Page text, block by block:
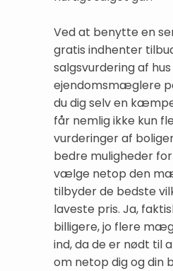
Ved at benytte en
gratis indhenter
salgsvurdering af
ejendomsmæglere
du dig selv en
får nemlig ikke kun
vurderinger af
bedre muligheder
vælge netop den
tilbyder de bedste
laveste pris. Ja,
billigere, jo flere
ind, da de er nødt til
om netop dig og din